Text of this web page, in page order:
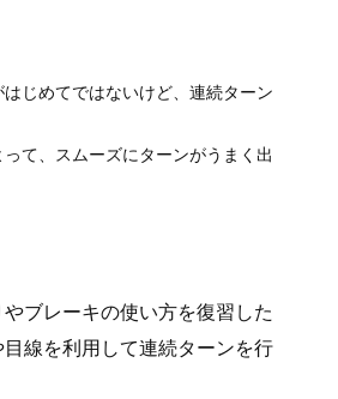
はじめてではないけど、連続ターン
て、スムーズにターンがうまく出
ブレーキの使い方を復習した
線を利用して連続ターンを行